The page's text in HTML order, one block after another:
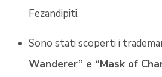
Fezandipiti.
Sono stati scoperti i
Wanderer” e “Mask of